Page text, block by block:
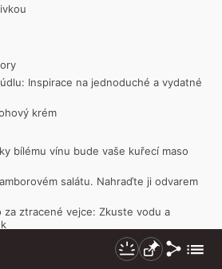
Nezhasínat
Připnout
Sdílet
Inspirace na jednoduché a vydatné
krém
bílému vínu bude vaše kuřecí maso
salátu. Nahraďte ji odvarem
za ztracené vejce: Zkuste vodu a